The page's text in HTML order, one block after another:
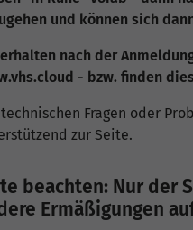
und können sich
nach der
- bzw. finden
Fragen oder
zur Seite.
beachten: Nur der
Ermäßigungen